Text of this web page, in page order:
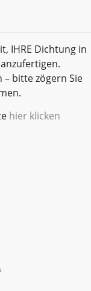
IHRE Dichtung in
– bitte zögern Sie
hier klicken